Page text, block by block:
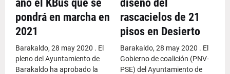
año el KBus que se
pondrá en marcha en
2021
Barakaldo, 28 may 2020 . El
pleno del Ayuntamiento de
Barakaldo ha aprobado la
diseño del
rascacielos de 21
pisos en Desierto
Barakaldo, 28 may 2020 . El
Gobierno de coalición (PNV-
PSE) del Ayuntamiento de